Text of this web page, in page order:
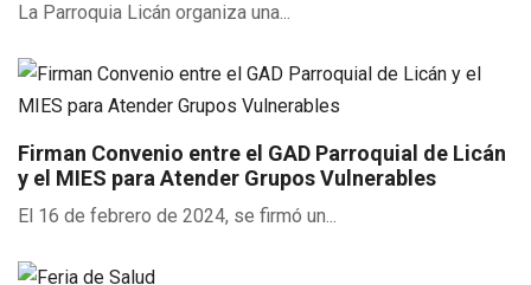
La Parroquia Licán organiza una...
Firman Convenio entre el GAD Parroquial de Licán
y el MIES para Atender Grupos Vulnerables
El 16 de febrero de 2024, se firmó un...